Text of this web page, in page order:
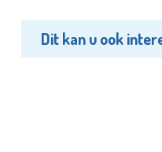
Dit kan u ook